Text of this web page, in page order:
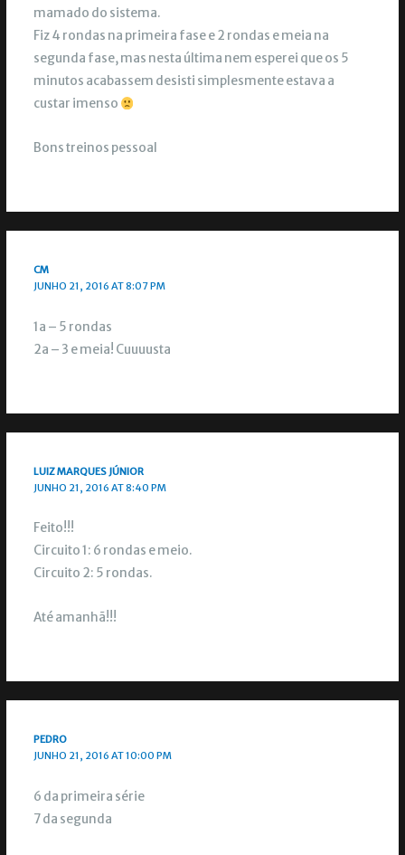
mamado do sistema.
Fiz 4 rondas na primeira fase e 2 rondas e meia na
segunda fase, mas nesta última nem esperei que os 5
minutos acabassem desisti simplesmente estava a
custar imenso
Bons treinos pessoal
CM
JUNHO 21, 2016 AT 8:07 PM
1a – 5 rondas
2a – 3 e meia! Cuuuusta
LUIZ MARQUES JÚNIOR
JUNHO 21, 2016 AT 8:40 PM
Feito!!!
Circuito 1: 6 rondas e meio.
Circuito 2: 5 rondas.
Até amanhã!!!
PEDRO
JUNHO 21, 2016 AT 10:00 PM
6 da primeira série
7 da segunda